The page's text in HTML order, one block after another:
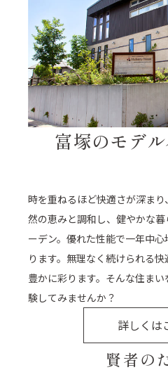
富塚のモデル
時を重ねるほど快適さが深ま
然の恵みと調和し、健やかな
ーデン。優れた性能で一年中
ります。無理なく続けられる
豊かに彩ります。そんな住ま
験してみませんか？
詳しくは
賢者の